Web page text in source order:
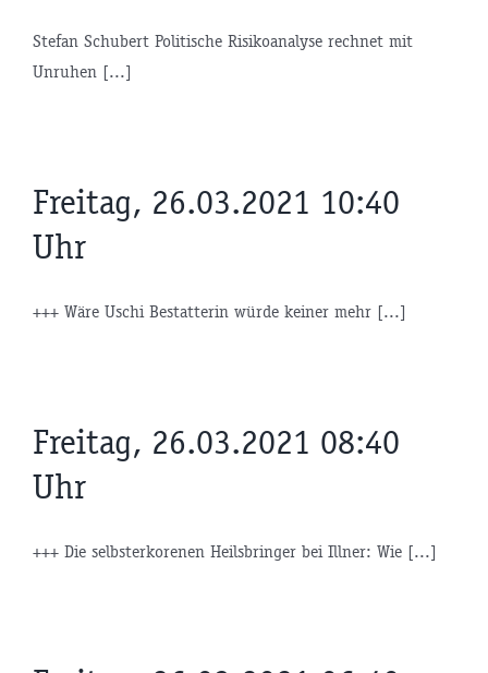
Stefan Schubert Politische Risikoanalyse rechnet mit
Unruhen [...]
Freitag, 26.03.2021 10:40
Uhr
+++ Wäre Uschi Bestatterin würde keiner mehr [...]
Freitag, 26.03.2021 08:40
Uhr
+++ Die selbsterkorenen Heilsbringer bei Illner: Wie [...]